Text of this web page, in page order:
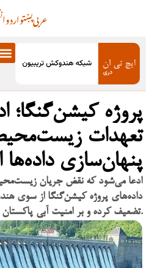
اردوپښتوعربی
پروژه کیشن‌گنگا؛
تعهدات
پنهان‌سازی
ادعا می‌شود که نقض جریان
داده‌های پروژه کیشن‌گنگا از سوی
تضعیف کرده و بر امنیت آبی پاکستان تأثیر می‌گذارد.